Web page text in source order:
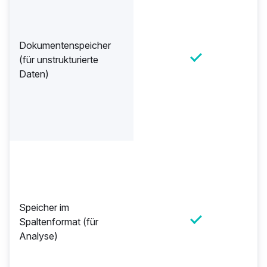
Dokumentenspeicher
(für unstrukturierte
Daten)
Speicher im
Spaltenformat (für
Analyse)